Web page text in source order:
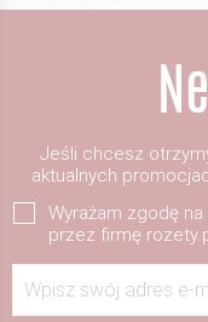
Jeśli chcesz
aktualnych
Wyrażam zgodę
przez firmę
Wpisz swój adres e-